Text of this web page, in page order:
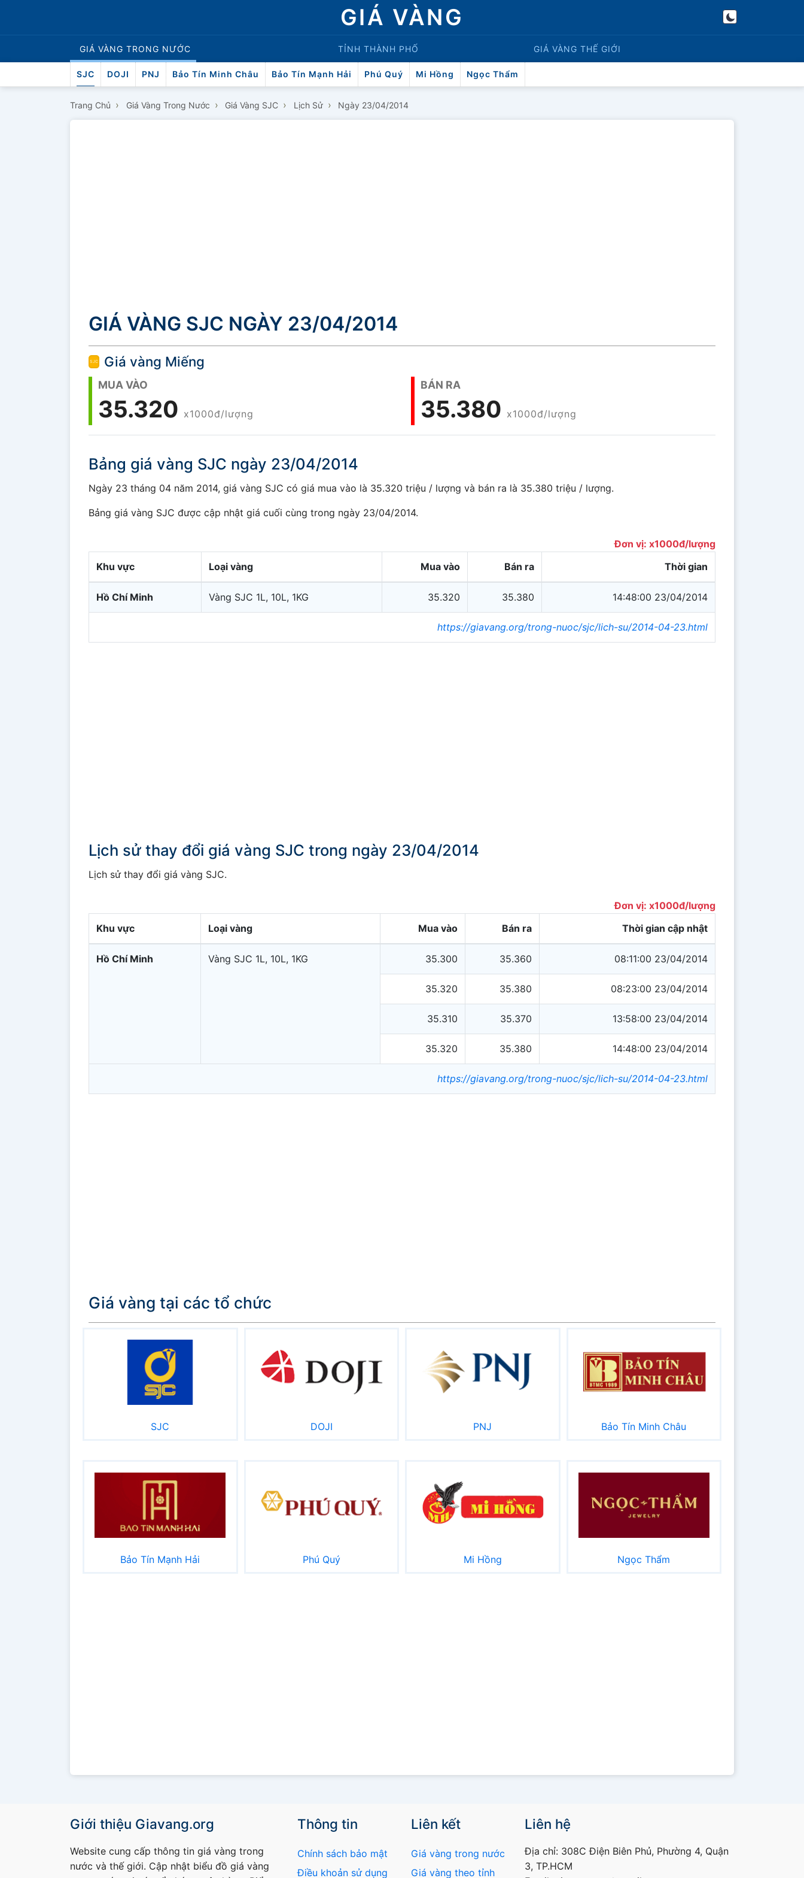
GIÁ VÀNG
GIÁ VÀNG TRONG NƯỚC TỈNH THÀNH PHỐ GIÁ VÀNG THẾ GIỚI
SJC DOJI PNJ Bảo Tín Minh Châu Bảo Tín Mạnh Hải Phú Quý Mi Hồng Ngọc Thẩm
Trang Chủ › Giá Vàng Trong Nước › Giá Vàng SJC › Lịch Sử› Ngày 23/04/2014
GIÁ VÀNG SJC NGÀY 23/04/2014
Giá vàng Miếng
MUA VÀO
35.320 x1000đ/lượng
BÁN RA
35.380 x1000đ/lượng
Bảng giá vàng SJC ngày 23/04/2014
Ngày 23 tháng 04 năm 2014, giá vàng SJC có giá mua vào là 35.320 triệu / lượng và bán ra là 35.380 triệu / lượng.
Bảng giá vàng SJC được cập nhật giá cuối cùng trong ngày 23/04/2014.
Đơn vị: x1000đ/lượng
Khu vực
Loại vàng Mua vào Bán ra Thời gian
Hồ Chí Minh Vàng SJC 1L, 10L, 1KG 35.320 35.380 14:48:00 23/04/2014
https://giavang.org/trong-nuoc/sjc/lich-su/2014-04-23.html
Lịch sử thay đổi giá vàng SJC trong ngày 23/04/2014
Lịch sử thay đổi giá vàng SJC.
Đơn vị: x1000đ/lượng
Khu vực
Loại vàng Mua vào Bán ra Thời gian cập nhật
Hồ Chí Minh Vàng SJC 1L, 10L, 1KG 35.300 35.360 08:11:00 23/04/2014
35.320 35.380 08:23:00 23/04/2014
35.310 35.370 13:58:00 23/04/2014
35.320 35.380 14:48:00 23/04/2014
https://giavang.org/trong-nuoc/sjc/lich-su/2014-04-23.html
Giá vàng tại các tổ chức
SJC DOJI PNJ Bảo Tín Minh Châu
Bảo Tín Mạnh Hải Phú Quý Mi Hồng Ngọc Thẩm
Giới thiệu Giavang.org
Website cung cấp thông tin giá vàng trong
nước và thế giới. Cập nhật biểu đồ giá vàng
Thông tin
Chính sách bảo mật
Điều khoản sử dụng
Liên kết
Giá vàng trong nước
Giá vàng theo tỉnh
Liên hệ
Địa chỉ: 308C Điện Biên Phủ, Phường 4, Quận
3, TP.HCM